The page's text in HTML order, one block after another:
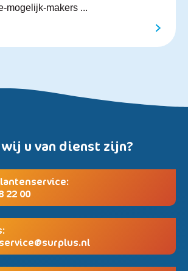
mogelijk-makers ...
u van dienst zijn?
22 00